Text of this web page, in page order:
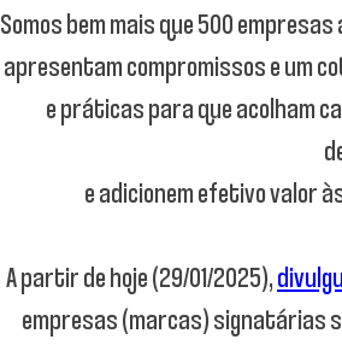
Somos bem mais que 500
apresentam compromissos e um
e práticas para que acolham
e adicionem efetivo valor
A partir de hoje (29/01/2025),
empresas (marcas) signatárias